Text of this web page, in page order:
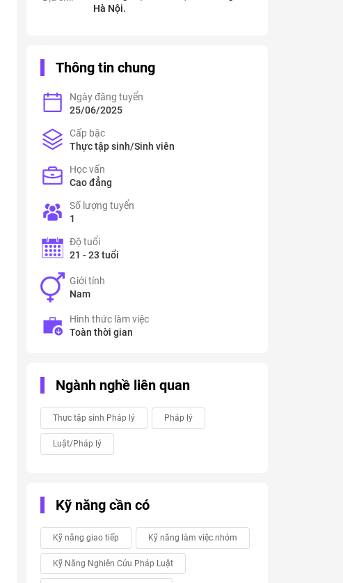
Hà Nội.
Thông tin chung
Ngày đăng tuyển
25/06/2025
Cấp bậc
Thực tập sinh/Sinh viên
Học vấn
Cao đẳng
Số lượng tuyển
1
Độ tuổi
21 - 23 tuổi
Giới tính
Nam
Hình thức làm việc
Toàn thời gian
Ngành nghề liên quan
Thực tập sinh Pháp lý Pháp lý
Luật/Pháp lý
Kỹ năng cần có
Kỹ năng giao tiếp Kỹ năng làm việc nhóm
Kỹ Năng Nghiên Cứu Pháp Luật